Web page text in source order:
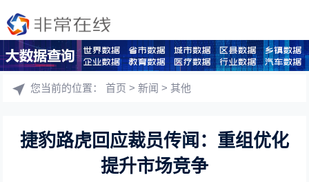
您当前的位置：首页 >新闻 >其他
捷豹路虎回应裁员传闻：重组优化
提升市场竞争